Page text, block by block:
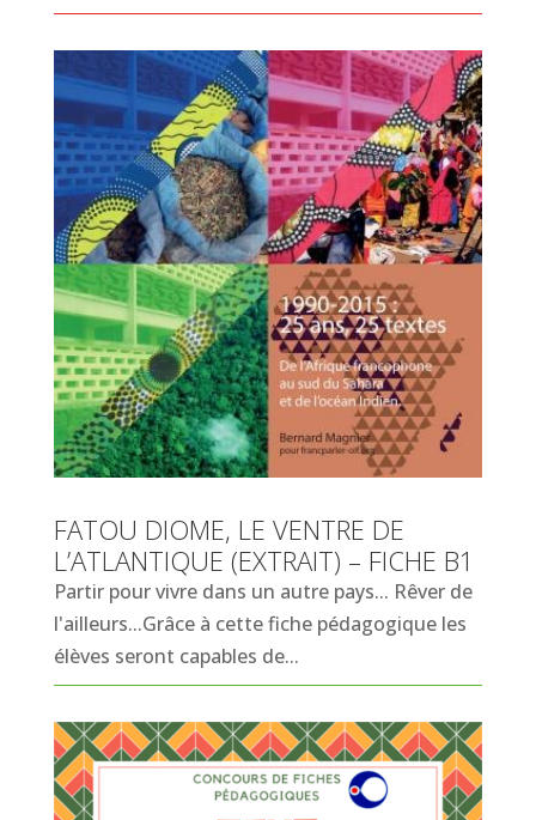
FATOU DIOME, LE VENTRE DE
L’ATLANTIQUE (EXTRAIT) – FICHE B1
Partir pour vivre dans un autre pays... Rêver de
l'ailleurs...Grâce à cette fiche pédagogique les
élèves seront capables de...